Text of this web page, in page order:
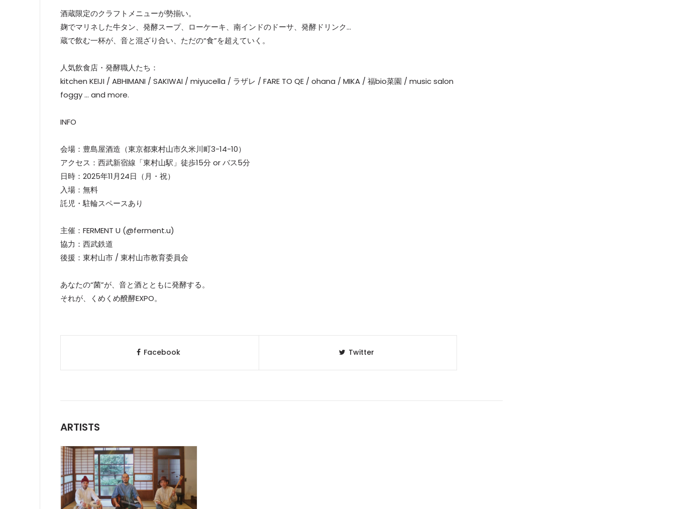
酒蔵限定のクラフトメニューが勢揃い。
麹でマリネした牛タン、発酵スープ、ローケーキ、南インドのドーサ、発酵ドリンク…
蔵で飲む一杯が、音と混ざり合い、ただの“食”を超えていく。
人気飲食店・発酵職人たち：
kitchen KEIJI / ABHIMANI / SAKIWAI / miyucella / ラザレ / FARE TO QE / ohana / MIKA / 福bio菜園 / music salon
foggy … and more.
INFO
会場：豊島屋酒造（東京都東村山市久米川町3-14-10）
アクセス：西武新宿線「東村山駅」徒歩15分 or バス5分
日時：2025年11月24日（月・祝）
入場：無料
託児・駐輪スペースあり
主催：FERMENT U (@ferment.u)
協力：西武鉄道
後援：東村山市 / 東村山市教育委員会
あなたの“菌”が、音と酒とともに発酵する。
それが、くめくめ醗酵EXPO。
Facebook Twitter
ARTISTS